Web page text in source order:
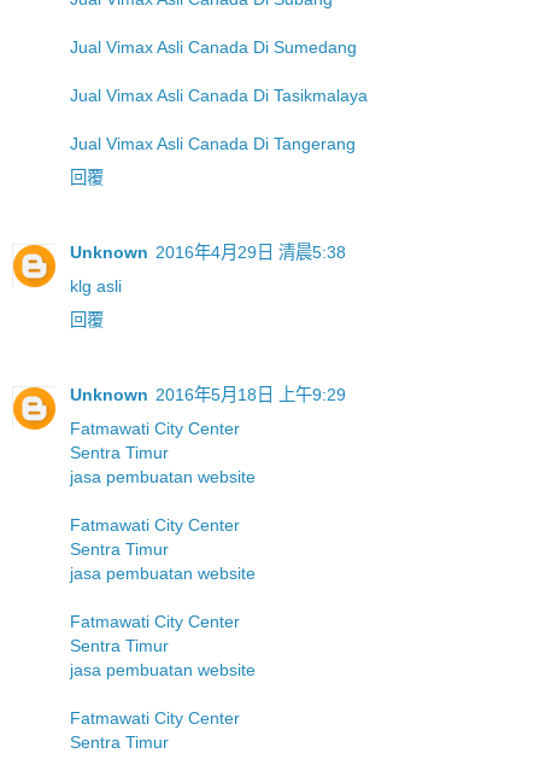
Jual Vimax Asli Canada Di Sumedang
Jual Vimax Asli Canada Di Tasikmalaya
Jual Vimax Asli Canada Di Tangerang
回覆
Unknown 2016年4月29日 清晨5:38
klg asli
回覆
Unknown 2016年5月18日 上午9:29
Fatmawati City Center
Sentra Timur
jasa pembuatan website
Fatmawati City Center
Sentra Timur
jasa pembuatan website
Fatmawati City Center
Sentra Timur
jasa pembuatan website
Fatmawati City Center
Sentra Timur